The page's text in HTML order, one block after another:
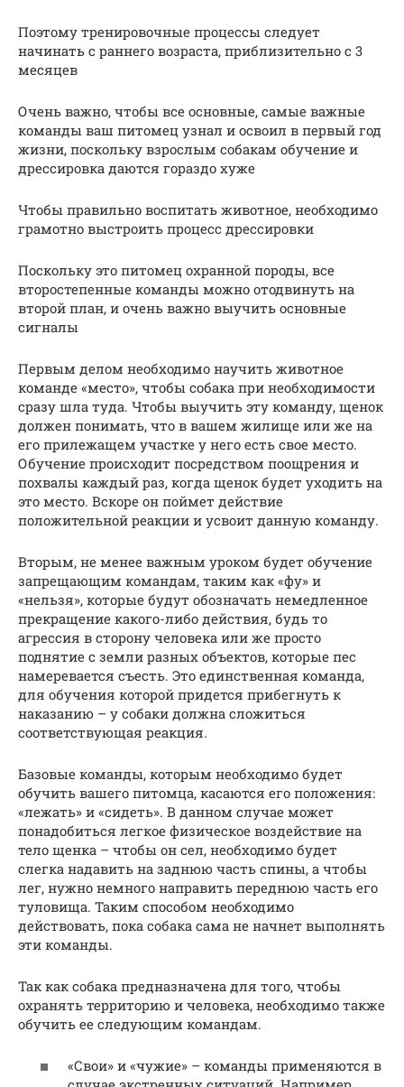
Поэтому тренировочные процессы следует
начинать с раннего возраста, приблизительно с 3
месяцев
Очень важно, чтобы все основные, самые важные
команды ваш питомец узнал и освоил в первый год
жизни, поскольку взрослым собакам обучение и
дрессировка даются гораздо хуже
Чтобы правильно воспитать животное, необходимо
грамотно выстроить процесс дрессировки
Поскольку это питомец охранной породы, все
второстепенные команды можно отодвинуть на
второй план, и очень важно выучить основные
сигналы
Первым делом необходимо научить животное
команде «место», чтобы собака при необходимости
сразу шла туда. Чтобы выучить эту команду, щенок
должен понимать, что в вашем жилище или же на
его прилежащем участке у него есть свое место.
Обучение происходит посредством поощрения и
похвалы каждый раз, когда щенок будет уходить на
это место. Вскоре он поймет действие
положительной реакции и усвоит данную команду.
Вторым, не менее важным уроком будет обучение
запрещающим командам, таким как «фу» и
«нельзя», которые будут обозначать немедленное
прекращение какого-либо действия, будь то
агрессия в сторону человека или же просто
поднятие с земли разных объектов, которые пес
намеревается съесть. Это единственная команда,
для обучения которой придется прибегнуть к
наказанию – у собаки должна сложиться
соответствующая реакция.
Базовые команды, которым необходимо будет
обучить вашего питомца, касаются его положения:
«лежать» и «сидеть». В данном случае может
понадобиться легкое физическое воздействие на
тело щенка – чтобы он сел, необходимо будет
слегка надавить на заднюю часть спины, а чтобы
лег, нужно немного направить переднюю часть его
туловища. Таким способом необходимо
действовать, пока собака сама не начнет выполнять
эти команды.
Так как собака предназначена для того, чтобы
охранять территорию и человека, необходимо также
обучить ее следующим командам.
«Свои» и «чужие» – команды применяются в